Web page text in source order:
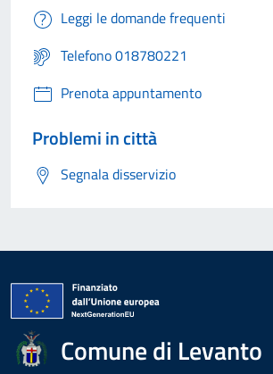
Leggi le domande frequenti
Telefono 018780221
Prenota appuntamento
Problemi in città
Segnala disservizio
Comune di Levanto